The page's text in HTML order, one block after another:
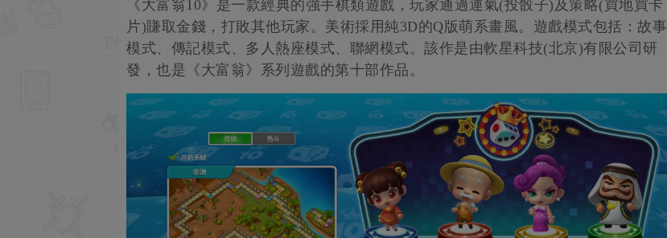
《大富翁10》是一款經典的強手棋類遊戲，玩家通過運氣(投骰子)及策略(買地買卡
片)賺取金錢，打敗其他玩家。美術採用純3D的Q版萌系畫風。遊戲模式包括：故事
模式、傳記模式、多人熱座模式、聯網模式。該作是由軟星科技(北京)有限公司研
發，也是《大富翁》系列遊戲的第十部作品。